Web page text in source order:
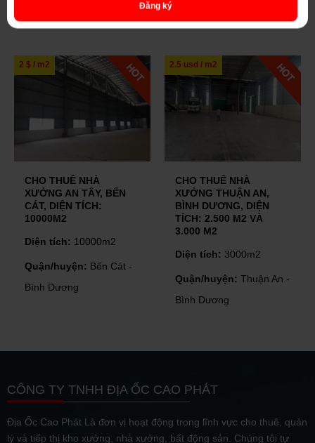
SẢN PHẨM CÙNG LOẠI
2 $ / m2
CHO THUÊ NHÀ
XƯỞNG AN TÂY, BẾN
CÁT, DIỆN TÍCH:
10000M2
Diện tích: 10000m2
Quận/huyện: Bến Cát -
Bình Dương
2.5 usd / m2
CHO THUÊ NHÀ
XƯỞNG THUẬN AN,
BÌNH DƯƠNG, DIỆN
TÍCH: 2.500 M2 VÀ
3.000 M2
Diện tích: 3000m2
Quận/huyện: Thuận An -
Bình Dương
CÔNG TY TNHH ĐỊA ỐC CAO PHÁT
Địa Ốc Cao Phát Là đơn vị hoạt động trong lĩnh vực cho thuê, quản
lý và tiếp thị kho xưởng, nhà xưởng, bất động sản. Chúng tôi tự
Đăng ký